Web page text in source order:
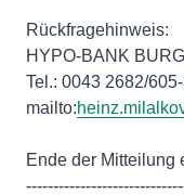
Rückfragehinweis:
HYPO-BANK
Tel.: 0043 2682/
mailto:
Ende der Mitteilung